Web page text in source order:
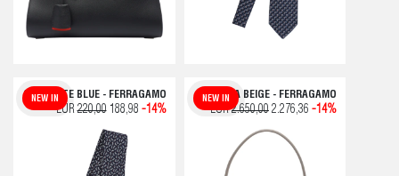
CRAVATTE BLUE - FERRAGAMO
NEW IN
EUR220,00188,98 -14%
BORSA BEIGE - FERRAGAMO
NEW IN
EUR2.650,00 2.276,36 -14%